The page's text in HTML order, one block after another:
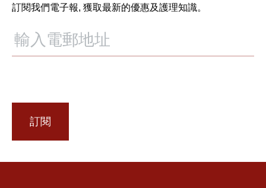
訂閱我們電子報, 獲取最新的優惠及護理知識。
訂閱